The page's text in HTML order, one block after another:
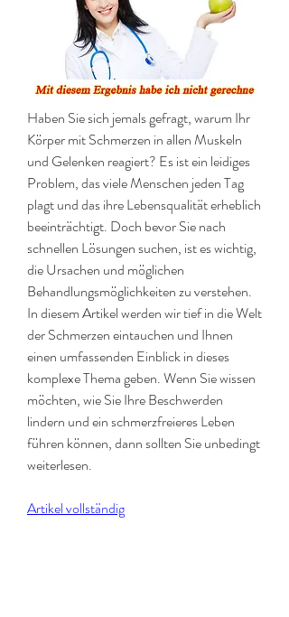
Haben Sie sich jemals gefragt, warum Ihr
Körper mit Schmerzen in allen Muskeln
und Gelenken reagiert? Es ist ein leidiges
Problem, das viele Menschen jeden Tag
plagt und das ihre Lebensqualität erheblich
beeinträchtigt. Doch bevor Sie nach
schnellen Lösungen suchen, ist es wichtig,
die Ursachen und möglichen
Behandlungsmöglichkeiten zu verstehen.
In diesem Artikel werden wir tief in die Welt
der Schmerzen eintauchen und Ihnen
einen umfassenden Einblick in dieses
komplexe Thema geben. Wenn Sie wissen
möchten, wie Sie Ihre Beschwerden
lindern und ein schmerzfreieres Leben
führen können, dann sollten Sie unbedingt
weiterlesen.
Artikel vollständig